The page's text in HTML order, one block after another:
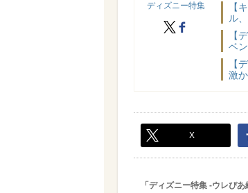
ディズニー特集
X facebook
【
ル
【
ベ
【
激
X
「ディズニー特集 -ウレぴ